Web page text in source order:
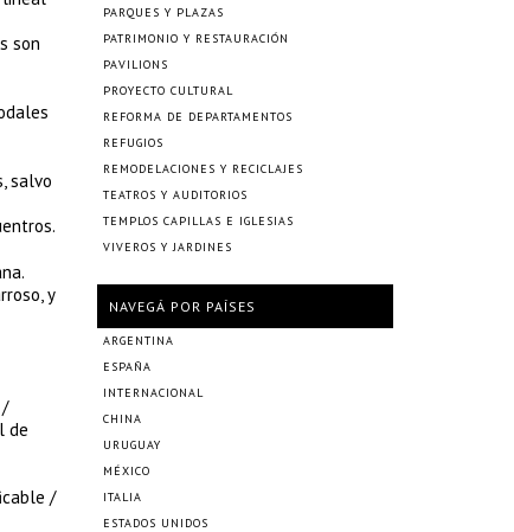
son
salvo
y
/
de
/
PARQUES Y PLAZAS
PATRIMONIO Y RESTAURACIÓN
PAVILIONS
PROYECTO CULTURAL
REFORMA DE DEPARTAMENTOS
REFUGIOS
REMODELACIONES Y RECICLAJES
TEATROS Y AUDITORIOS
TEMPLOS CAPILLAS E IGLESIAS
VIVEROS Y JARDINES
NAVEGÁ POR PAÍSES
ARGENTINA
ESPAÑA
INTERNACIONAL
CHINA
URUGUAY
MÉXICO
ITALIA
ESTADOS UNIDOS